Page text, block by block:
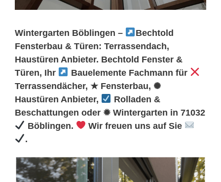
Wintergarten Böblingen –
Bechtold
Fensterbau & Türen: Terrassendach,
Haustüren Anbieter. Bechtold Fenster &
Türen, Ihr
Bauelemente Fachmann für
Terrassendächer, ★ Fensterbau, ✺
Haustüren Anbieter,
Rolladen &
Beschattungen oder ✹ Wintergarten in 71032
Böblingen.
Wir freuen uns auf Sie
.